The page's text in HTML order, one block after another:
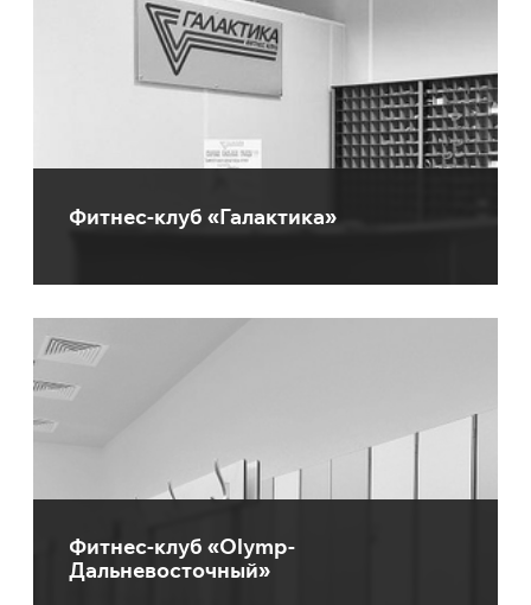
Фитнес-клуб «Галактика»
Фитнес-клуб «Olymp-
Дальневосточный»